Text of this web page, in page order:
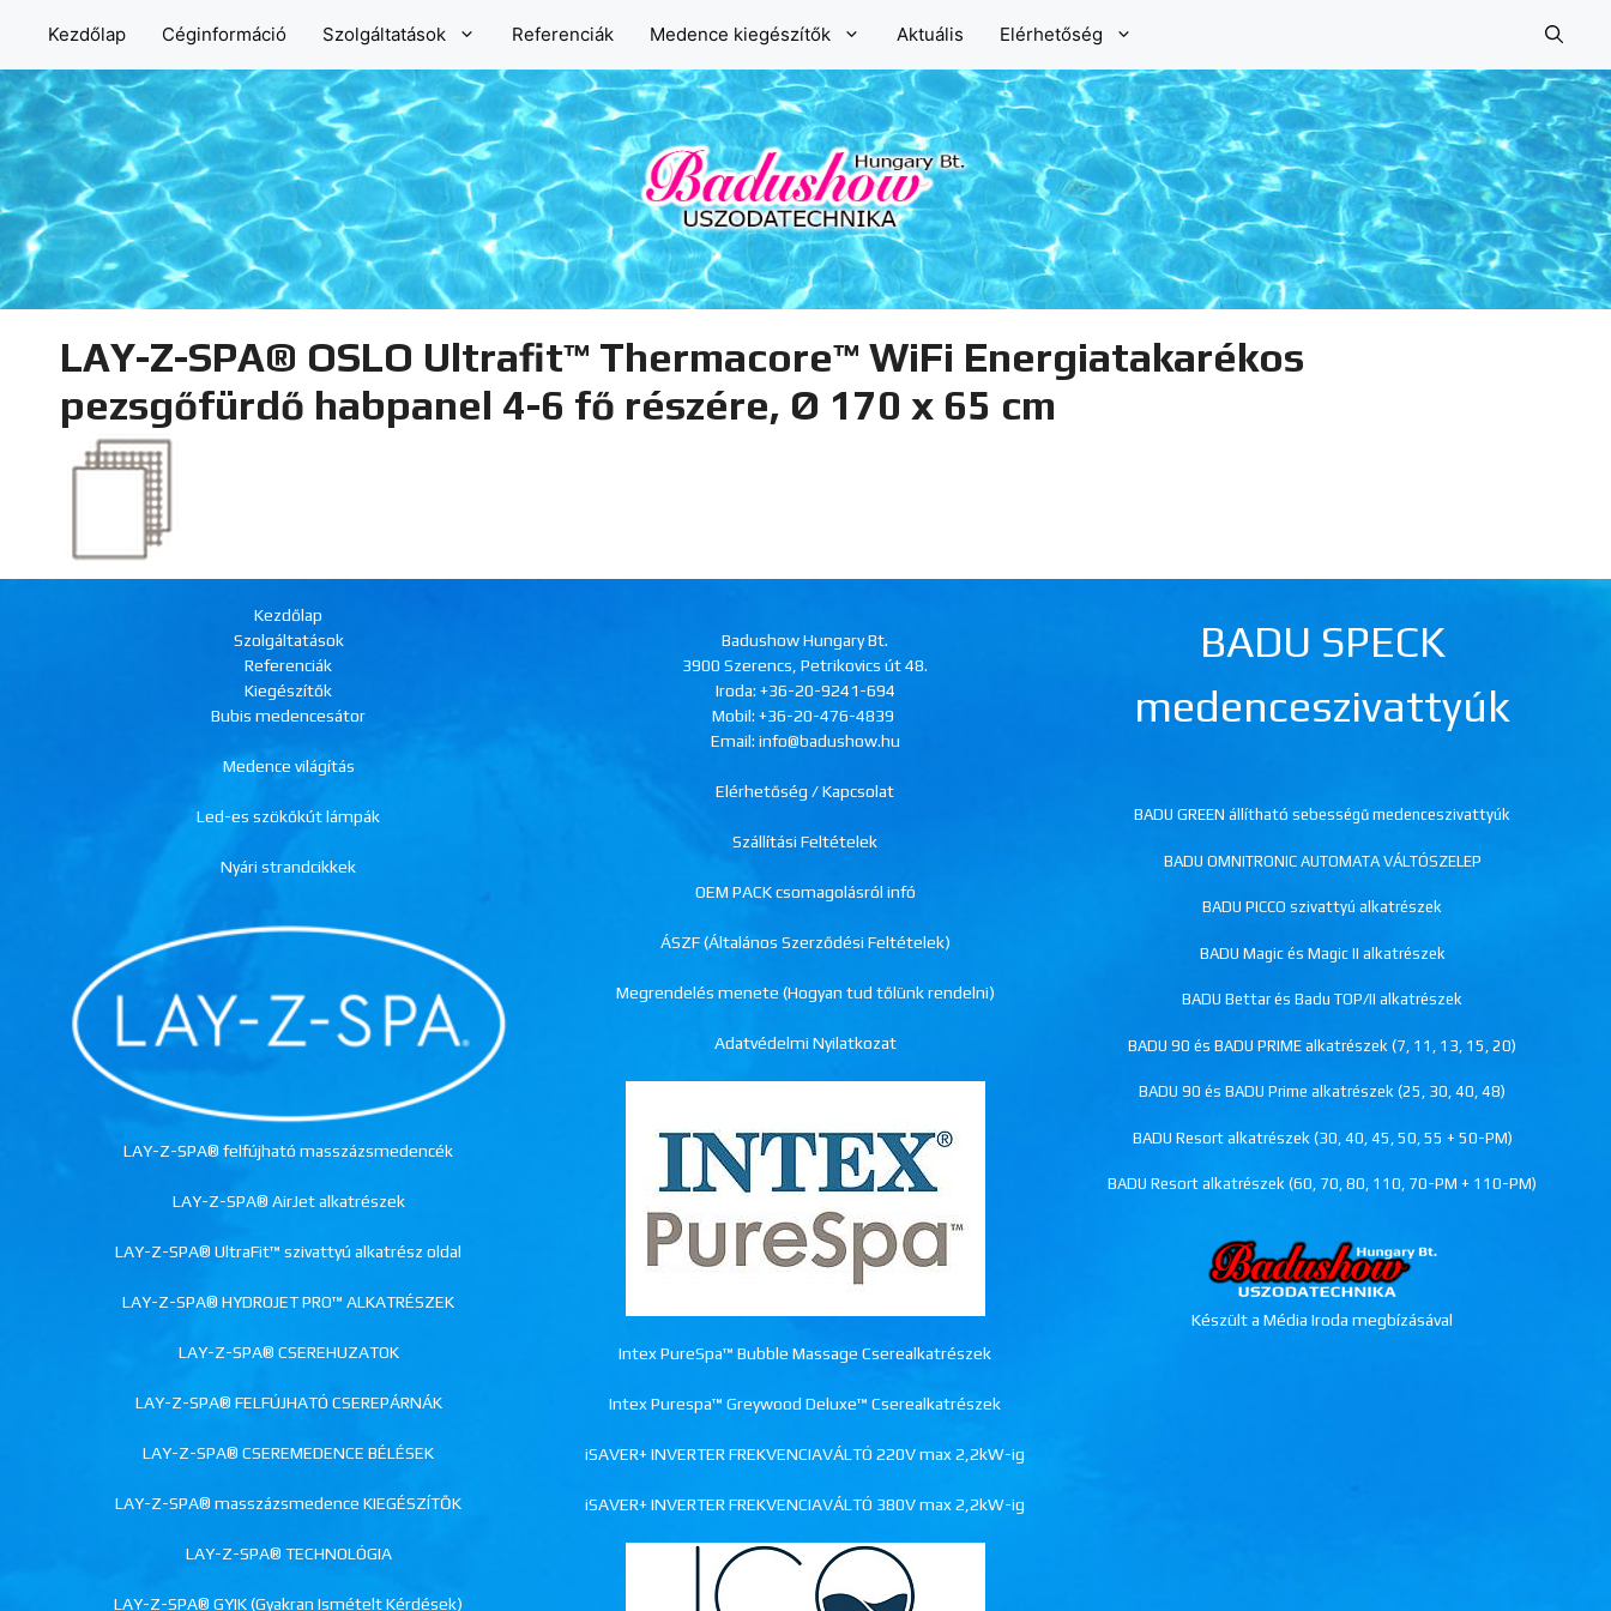
tartalomba
Kezdőlap Céginformáció Szolgáltatások Referenciák Medence kiegészítők Aktuális Elérhetőség
LAY-Z-SPA® OSLO Ultrafit™ Thermacore™ WiFi Energiatakarékos
pezsgőfürdő habpanel 4-6 fő részére, Ø 170 x 65 cm
Kezdőlap
Szolgáltatások
Referenciák
Kiegészítők
Bubis medencesátor
Medence világítás
Led-es szökőkút lámpák
Nyári strandcikkek
LAY-Z-SPA® felfújható masszázsmedencék
LAY-Z-SPA® AirJet alkatrészek
LAY-Z-SPA® UltraFit™ szivattyú alkatrész oldal
LAY-Z-SPA® HYDROJET PRO™ ALKATRÉSZEK
LAY-Z-SPA® CSEREHUZATOK
LAY-Z-SPA® FELFÚJHATÓ CSEREPÁRNÁK
LAY-Z-SPA® CSEREMEDENCE BÉLÉSEK
LAY-Z-SPA® masszázsmedence KIEGÉSZÍTŐK
LAY-Z-SPA® TECHNOLÓGIA
LAY-Z-SPA® GYIK (Gyakran Ismételt Kérdések)
Badushow Hungary Bt.
3900 Szerencs, Petrikovics út 48.
Iroda: +36-20-9241-694
Mobil:+36-20-476-4839
Email: info@badushow.hu
Elérhetőség / Kapcsolat
Szállítási Feltételek
OEM PACK csomagolásról infó
ÁSZF (Általános Szerződési Feltételek)
Megrendelés menete (Hogyan tud tőlünk rendelni)
Adatvédelmi Nyilatkozat
Intex PureSpa™ Bubble Massage Cserealkatrészek
Intex Purespa™ Greywood Deluxe™ Cserealkatrészek
iSAVER+ INVERTER FREKVENCIAVÁLTÓ 220V max 2,2kW-ig
iSAVER+ INVERTER FREKVENCIAVÁLTÓ 380V max 2,2kW-ig
BADU SPECK
medenceszivattyúk
BADU GREEN állítható sebességű medenceszivattyúk
BADU OMNITRONIC AUTOMATA VÁLTÓSZELEP
BADU PICCO szivattyú alkatrészek
BADU Magic és Magic II alkatrészek
BADU Bettar és Badu TOP/II alkatrészek
BADU 90 és BADU PRIME alkatrészek (7, 11, 13, 15, 20)
BADU 90 és BADU Prime alkatrészek (25, 30, 40, 48)
BADU Resort alkatrészek (30, 40, 45, 50, 55 + 50-PM)
BADU Resort alkatrészek (60, 70, 80, 110, 70-PM + 110-PM)
Készült a Média Iroda megbízásával